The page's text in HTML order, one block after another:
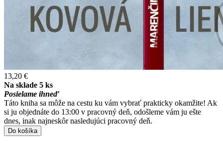
13,20 €
Na sklade 5 ks
Posielame ihneď
Táto kniha sa môže na cestu ku vám vybrať prakticky okamžite! Ak
si ju objednáte do 13:00 v pracovný deň, odošleme vám ju ešte
dnes, inak najneskôr nasledujúci pracovný deň.
Do košíka